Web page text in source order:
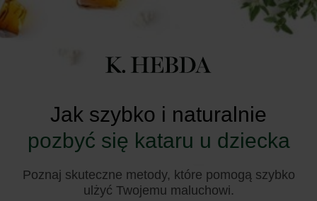
Jak szybko i naturalnie
pozbyć się kataru u dziecka
Poznaj skuteczne metody, które pomogą szybko
ulżyć Twojemu maluchowi.